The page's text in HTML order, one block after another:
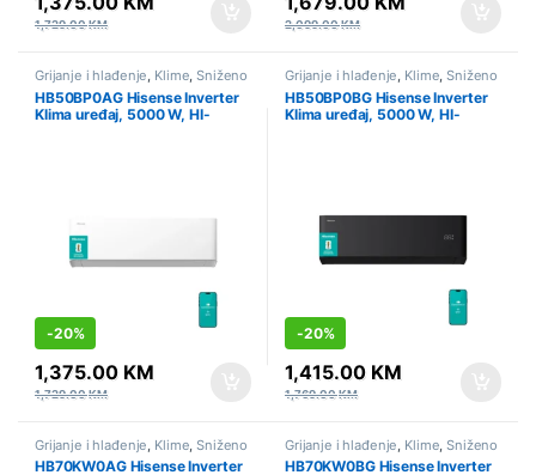
1,729.00KM 2,099.00KM
Grijanje i hlađenje Klime ,Sniženo
HB50BP0AG Hisense Inverter
Klima uređaj, 5000 W, HI-
-20%
1,375.00 KM
1,729.00KM
Grijanje i hlađenje Klime ,Sniženo
HB50BP0BG Hisense Inverter
Klima uređaj, 5000 W, HI-
-20%
1,415.00 KM
1,769.00KM
Grijanje i hlađenje Klime ,Sniženo
HB70KW0AG Hisense Inverter
Grijanje i hlađenje Klime ,Sniženo
HB70KW0BG Hisense Inverter